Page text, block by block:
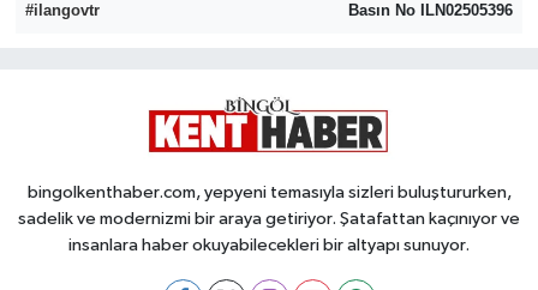
#ilangovtr
Basın No ILN02505396
bingolkenthaber.com, yepyeni temasıyla sizleri buluştururken,
sadelik ve modernizmi bir araya getiriyor. Şatafattan kaçınıyor ve
insanlara haber okuyabilecekleri bir altyapı sunuyor.